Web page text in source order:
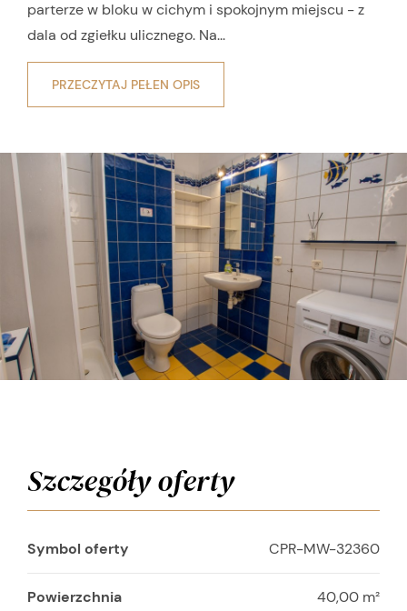
parterze w bloku w cichym i spokojnym miejscu - z
dala od zgiełku ulicznego. Na...
PRZECZYTAJ PEŁEN OPIS
Szczegóły oferty
Symbol oferty CPR-MW-32360
Powierzchnia 40,00 m²